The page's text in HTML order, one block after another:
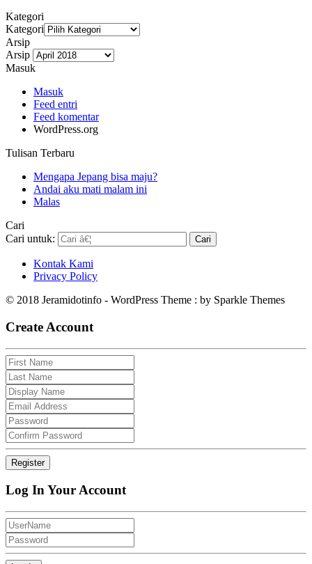
Kategori
Kategori
Arsip
Arsip
Masuk
Masuk
Feed entri
Feed komentar
WordPress.org
Tulisan Terbaru
Mengapa Jepang bisa maju?
Andai aku mati malam ini
Malas
Cari
Cari untuk:
Kontak Kami
Privacy Policy
© 2018 Jeramidotinfo - WordPress Theme : by Sparkle Themes
Create Account
Log In Your Account